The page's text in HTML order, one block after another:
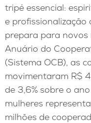
tripé essencial:
e profissionalização
prepara para novos
Anuário do
(Sistema OCB), as
movimentaram R$
de 3,6% sobre o
mulheres
milhões de